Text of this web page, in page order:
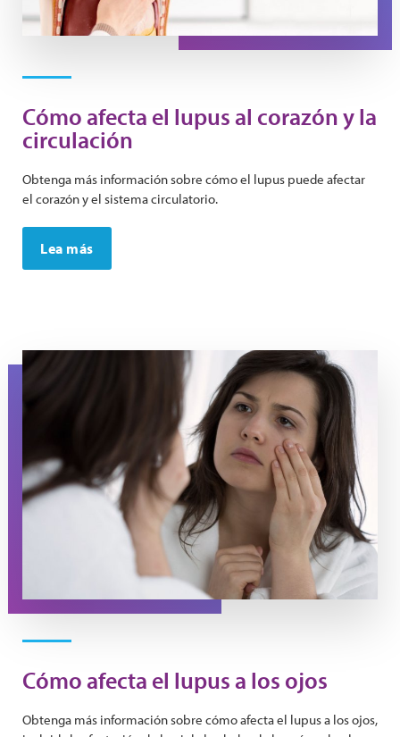
Cómo afecta el lupus al corazón y la
circulación
Obtenga más información sobre cómo el lupus puede afectar
el corazón y el sistema circulatorio.
Lea más
A woman looks at her eyes in the mirror.
Cómo afecta el lupus a los ojos
Obtenga más información sobre cómo afecta el lupus a los ojos,